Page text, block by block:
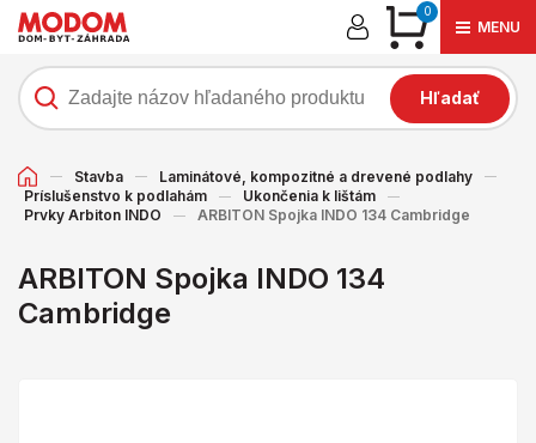
0
MENU
Hľadať
Stavba
Laminátové, kompozitné a drevené podlahy
Príslušenstvo k podlahám
Ukončenia k lištám
Prvky Arbiton INDO
ARBITON Spojka INDO 134 Cambridge
ARBITON Spojka INDO 134
Cambridge